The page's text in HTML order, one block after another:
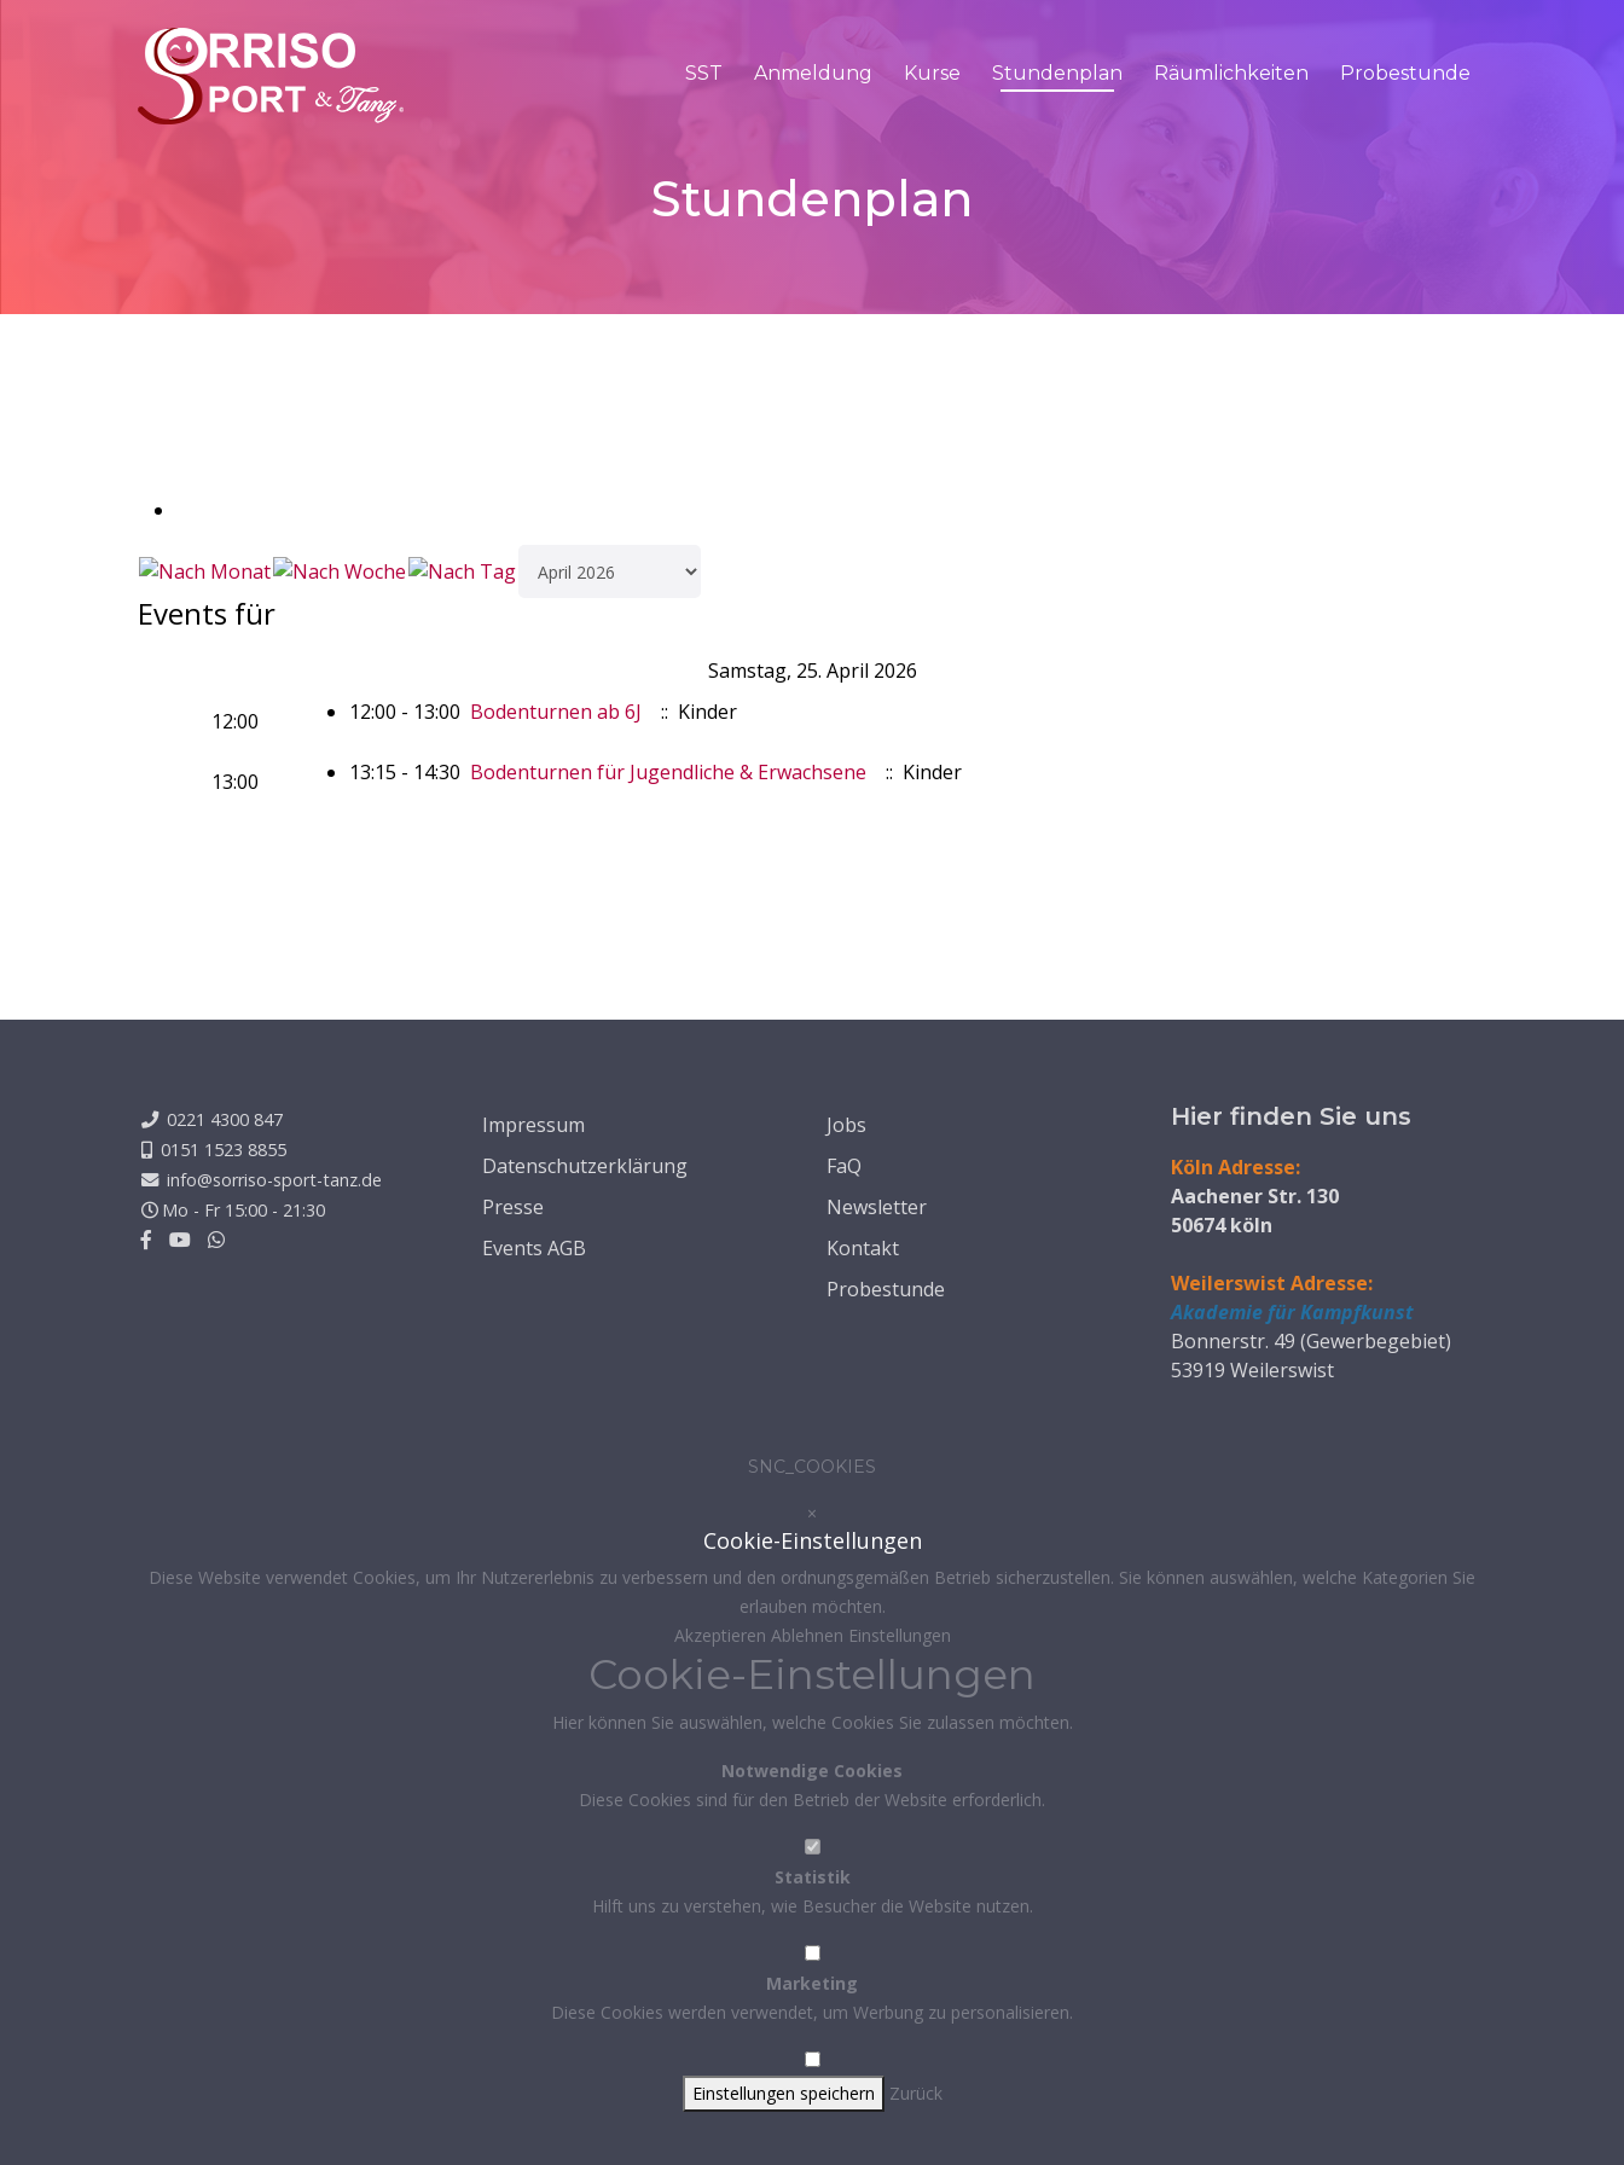
SST Anmeldung Kurse Stundenplan Räumlichkeiten Probestunde
Stundenplan
Events für
Samstag, 25. April 2026
12:00
12:00 - 13:00 Bodenturnen ab 6J :: Kinder
13:00 13:15 - 14:30 Bodenturnen für Jugendliche & Erwachsene :: Kinder
0221 4300 847
0151 1523 8855
info@sorriso-sport-tanz.de
Mo - Fr 15:00 - 21:30
Impressum
Datenschutzerklärung
Presse
Events AGB
Jobs
FaQ
Newsletter
Kontakt
Probestunde
Hier finden Sie uns
Köln Adresse:
Aachener Str. 130
50674 köln
Weilerswist Adresse:
Akademie für Kampfkunst
Bonnerstr. 49 (Gewerbegebiet)
53919 Weilerswist
SNC_COOKIES
×
Cookie-Einstellungen
Diese Website verwendet Cookies, um Ihr Nutzererlebnis zu verbessern und den ordnungsgemäßen Betrieb sicherzustellen. Sie können auswählen, welche Kategorien Sie
erlauben möchten.
Akzeptieren Ablehnen Einstellungen
Cookie-Einstellungen
Hier können Sie auswählen, welche Cookies Sie zulassen möchten.
Notwendige Cookies
Diese Cookies sind für den Betrieb der Website erforderlich.
Statistik
Hilft uns zu verstehen, wie Besucher die Website nutzen.
Marketing
Diese Cookies werden verwendet, um Werbung zu personalisieren.
Einstellungen speichern Zurück